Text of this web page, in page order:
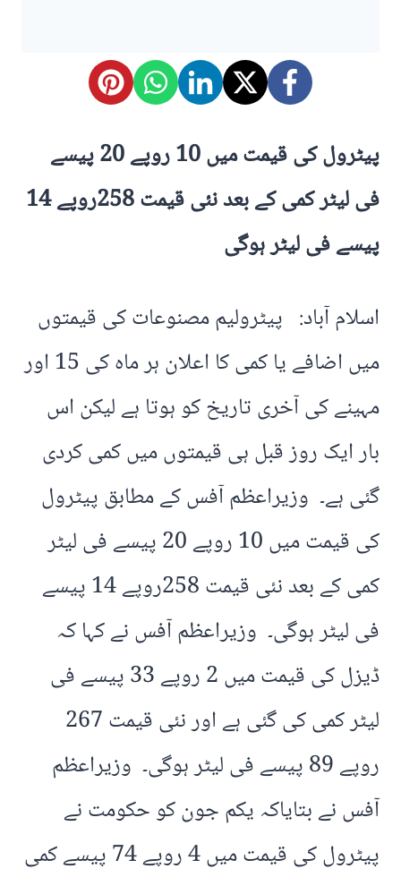
پیٹرول کی قیمت میں 10 روپے 20 پیسے
فی لیٹر کمی کے بعد نئی قیمت 258روپے 14
پیسے فی لیٹر ہوگی
اسلام آباد: پیٹرولیم مصنوعات کی قیمتوں
میں اضافے یا کمی کا اعلان ہر ماہ کی 15 اور
مہینے کی آخری تاریخ کو ہوتا ہے لیکن اس
بار ایک روز قبل ہی قیمتوں میں کمی کردی
گئی ہے۔ وزیراعظم آفس کے مطابق پیٹرول
کی قیمت میں 10 روپے 20 پیسے فی لیٹر
کمی کے بعد نئی قیمت 258روپے 14 پیسے
فی لیٹر ہوگی۔ وزیراعظم آفس نے کہا کہ
ڈیزل کی قیمت میں 2 روپے 33 پیسے فی
لیٹر کمی کی گئی ہے اور نئی قیمت 267
روپے 89 پیسے فی لیٹر ہوگی۔ وزیراعظم
آفس نے بتایاکہ یکم جون کو حکومت نے
پیٹرول کی قیمت میں 4 روپے 74 پیسے کمی